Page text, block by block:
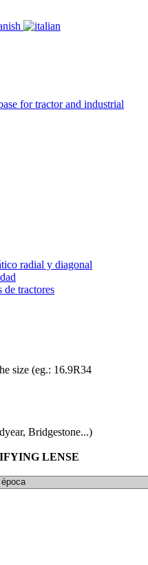
radial y diagonal
de tractores
size (eg.: 16.9R34
Bridgestone...)
LENSE